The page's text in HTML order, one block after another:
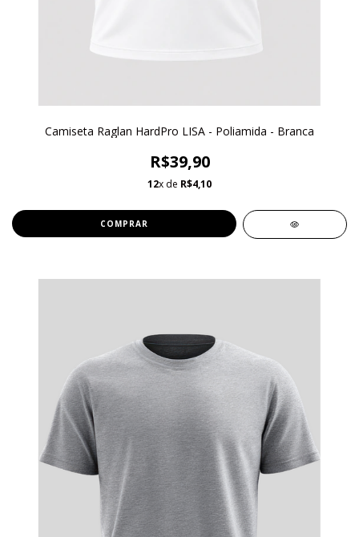
Camiseta Raglan HardPro LISA - Poliamida - Branca
R$39,90
12x de R$4,10
COMPRAR